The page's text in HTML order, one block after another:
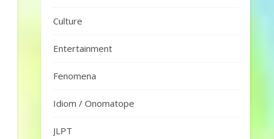
Culture
Entertainment
Fenomena
Idiom / Onomatope
JLPT